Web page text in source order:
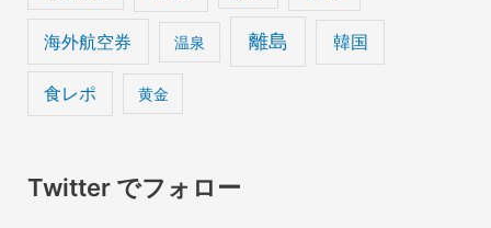
海外航空券 温泉 離島 韓国
食レポ 黄金
Twitter でフォロー